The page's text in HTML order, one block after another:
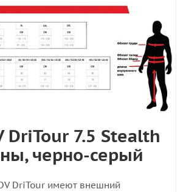
DriTour 7.5 Stealth
черно-серый
DriTour имеют внешний